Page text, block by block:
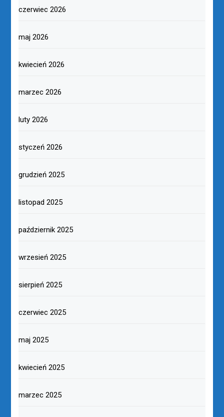
czerwiec 2026
maj 2026
kwiecień 2026
marzec 2026
luty 2026
styczeń 2026
grudzień 2025
listopad 2025
październik 2025
wrzesień 2025
sierpień 2025
czerwiec 2025
maj 2025
kwiecień 2025
marzec 2025